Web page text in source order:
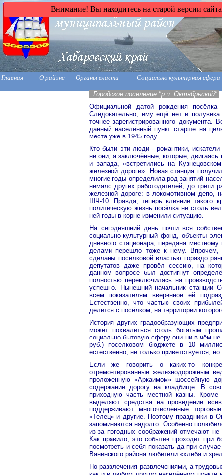
Внимание! Вы находитесь на старой версии
Главная О районе Органы власти Социально культурная сфера
Городское поселение "р.п. Октябрьский"
Официальной датой рождения посёлка
Следовательно, ему ещё нет и
точнее зарегистрированного
данный населённый пункт старше на
места уже в 1945 году.
Кто были эти люди - романтики,
не они, а заключённые, которые,
и запада, «встретились на
железной дороги». Новая станция
многие годы определила род занятий
немало других работодателей, до трети
железной дороге: в локомотивном депо,
ШЧ-10. Правда, теперь влияние такого
политическую жизнь посёлка не столь
ней годы в корне изменили ситуацию.
На сегодняшний день почти вся
социально-культурный фонд, объекты
дневного стационара, передана
делами перешло тоже к нему. Впрочем,
сделаны поселковой властью гораздо
депутатов даже провёл сессию, на
данном вопросе был достигнут
полностью переключилась на
успешно. Нынешний начальник станции
всем показателям вверенное ей
Естественно, что частью своих
делится с посёлком, на территории
История других градообразующих
может похвалиться столь богатым
социально-бытовую сферу они ни в чём
руб.) поселковом бюджете в 10
естественно, не только приветствуется,
Если же говорить о каких-то
отремонтированные железнодорожным
проложенную «Аркаимом» шоссейную
содержание дорогу на кладбище. В
приходную часть местной казны. Кроме
выделяют средства на проведение
поддерживают многочисленные
«Телец» и другие. Поэтому праздники в
запоминаются надолго. Особенно
из-за погодных соображений отмечают
Как правило, это событие проходит при
посмотреть и себя показать да при
Ванинского района любители «хлеба и
Но развлечения развлечениями, а